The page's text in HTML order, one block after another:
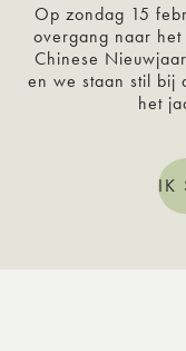
Op zondag 15
overgang naar
Chinese
en we staan stil bij
het
IK